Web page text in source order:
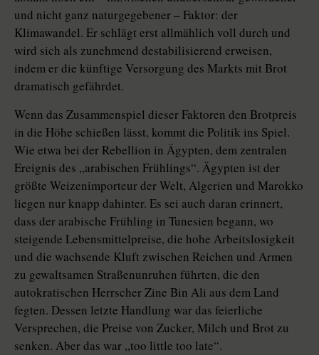
und nicht ganz naturgegebener – Faktor: der
Klimawandel. Er schlägt erst allmählich voll durch und
wird sich als zunehmend destabilisierend erweisen,
indem er die künftige Versorgung des Markts mit Brot
dramatisch gefährdet.
Wenn das Zusammenspiel dieser Faktoren den Brotpreis
in die Höhe schießen lässt, kommt die Politik ins Spiel.
Wie etwa bei der Rebellion in Ägypten, dem zentralen
Ereignis des „arabischen Frühlings“. Ägypten ist der
größte Weizenimporteur der Welt, Algerien und Marokko
liegen nur knapp dahinter. Es sei auch daran erinnert,
dass der arabische Frühling in Tunesien begann, wo
steigende Lebensmittelpreise, die hohe Arbeitslosigkeit
und die wachsende Kluft zwischen Reichen und Armen
zu gewaltsamen Straßenunruhen führten, die den
autokratischen Herrscher Zine Bin Ali aus dem Land
fegten. Dessen letzte Handlung war das feierliche
Versprechen, die Preise von Zucker, Milch und Brot zu
senken. Aber das war „too little too late“.